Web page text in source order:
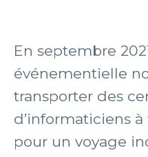
En septembre
événementielle
transporter des
d’informaticiens à
pour un voyage